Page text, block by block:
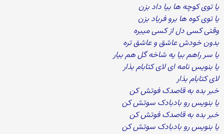
یا توی کوچه ها بیا داد بزن
یا توی کوه ها برو فریاد بزن
وقتی کسی دل از کسی میبره
بدون خودش عاشق و عاشق تره
یا سر راهم بیا یه شاخه گل هم بیار
یا بنویس نامه ای لای کتابام بذار
لای کتابام بذار
خبر بده به قاصدک فوتش کن
یا بنویس رو بادبادک سوتش کن
خبر بده به قاصدک فوتش کن
یا بنویس رو بادبادک سوتش کن